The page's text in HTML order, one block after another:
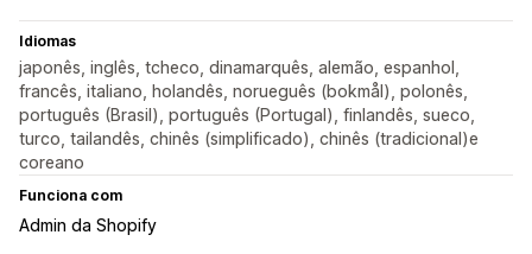
Idiomas
japonês, inglês, tcheco, dinamarquês, alemão, espanhol,
francês, italiano, holandês, norueguês (bokmål), polonês,
português (Brasil), português (Portugal), finlandês, sueco,
turco, tailandês, chinês (simplificado), chinês (tradicional)e
coreano
Funciona com
Admin da Shopify